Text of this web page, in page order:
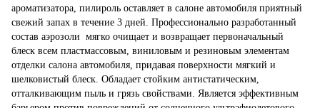
ароматизатора, пилироль оставляет в салоне автомобиля приятный
свежий запах в течение 3 дней. Профессионально разработанный
состав аэрозоли мягко очищает и возвращает первоначальный
блеск всем пластмассовым, виниловым и резиновым элементам
отделки салона автомобиля, придавая поверхности мягкий и
шелковистый блеск. Обладает стойким антистатическим,
отталкивающим пыль и грязь свойствами. Является эффективным